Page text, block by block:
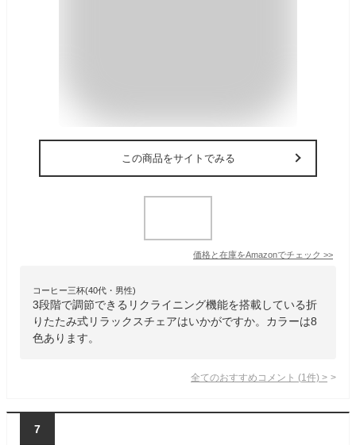
この商品をサイトでみる
価格と在庫をAmazonでチェック >>
コーヒー三杯(40代・男性)
3段階で調節できるリクライニング機能を搭載している折
りたたみ式リラックスチェアはいかがですか。カラーは8
色あります。
全てのおすすめコメント (1 件) >
7